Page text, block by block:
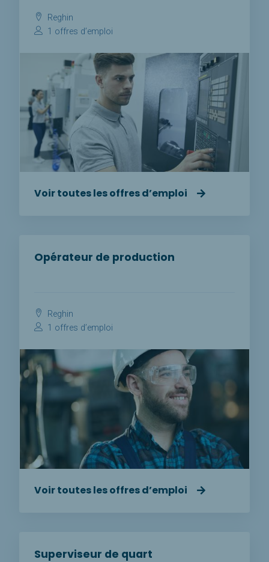
Reghin
1 offres d’emploi
Voir toutes les offres d’emploi
Opérateur de production
Reghin
1 offres d’emploi
Voir toutes les offres d’emploi
Superviseur de quart